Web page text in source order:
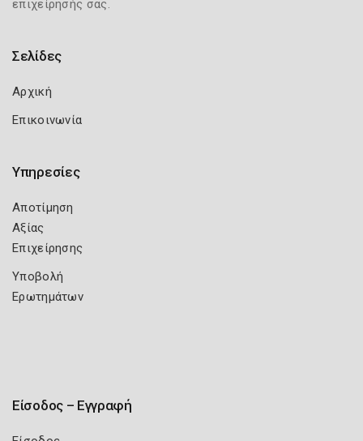
επιχείρησής σας.
Σελίδες
Αρχική
Επικοινωνία
Υπηρεσίες
Αποτίμηση
Αξίας
Επιχείρησης
Υποβολή
Ερωτημάτων
Είσοδος – Εγγραφή